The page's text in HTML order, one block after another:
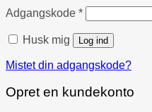
Adgangskode *Påkrævet
Husk mig Log ind
Mistet din adgangskode?
Opret en kundekonto